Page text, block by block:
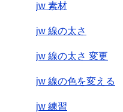
jw 素材
jw 線の太さ
jw 線の太さ 変更
jw 線の色を変える
jw 練習